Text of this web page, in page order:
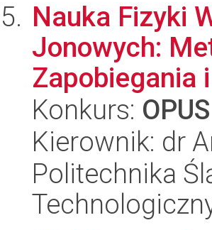
Nauka Fizyki
Jonowych:
Zapobiegania
Konkurs:
Kierownik: dr
Politechnika